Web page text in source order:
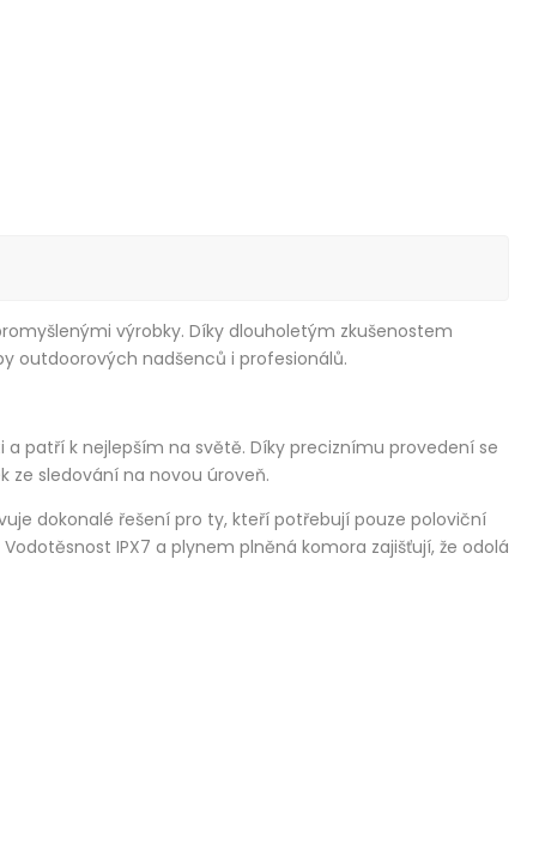
výrobky. Díky dlouholetým zkušenostem
outdoorových nadšenců i profesionálů.
patří k nejlepším na světě. Díky preciznímu provedení se
ze sledování na novou úroveň.
dokonalé řešení pro ty, kteří potřebují pouze poloviční
IPX7 a plynem plněná komora zajišťují, že odolá